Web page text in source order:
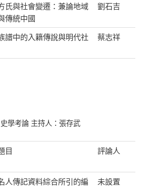
氏與社會變遷：兼論地域
傳統中國
劉石吉
譜中的入籍傳說與明代社
蔡志祥
史學考論 主持人：張存武
目 評論人
人傳記資料綜合所引的編
未設置